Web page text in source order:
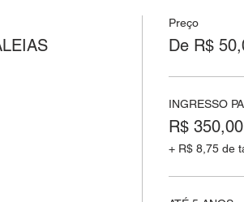
Preço
De R$
INGRESSO
R$ 350,00
+ R$ 8,75 de